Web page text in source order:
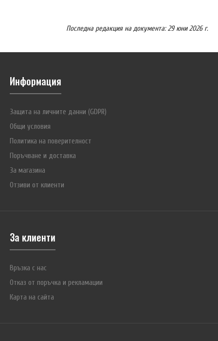
Последна редакция на документа: 29 юни 2026 г.
Информация
Защита на личните данни (GDPR)
Общи условия
Политика на поверителност
Поръчване и доставка
За магазина
Отзиви от клиенти
За клиенти
Връзка с нас
Отказ от поръчка и рекламации
Карта на сайта